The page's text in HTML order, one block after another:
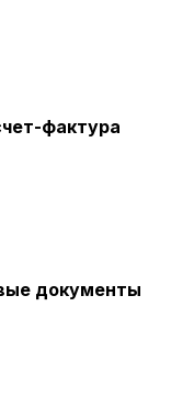
фактура
документы